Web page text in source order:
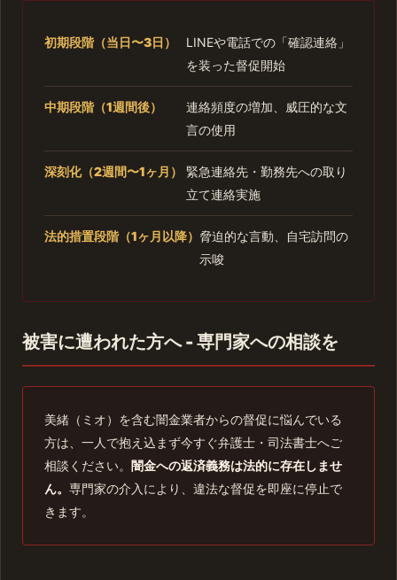
初期段階（当日〜3日）
LINEや電話での「確認連絡」
を装った督促開始
中期段階（1週間後）
連絡頻度の増加、威圧的な文
言の使用
深刻化（2週間〜1ヶ月）
緊急連絡先・勤務先への取り
立て連絡実施
法的措置段階（1ヶ月以降） 脅迫的な言動、自宅訪問の
示唆
被害に遭われた方へ - 専門家への相談を
美緒（ミオ）を含む闇金業者からの督促に悩んでいる
方は、一人で抱え込まず今すぐ弁護士・司法書士へご
相談ください。 闇金への返済義務は法的に存在しませ
ん。 専門家の介入により、違法な督促を即座に停止で
きます。